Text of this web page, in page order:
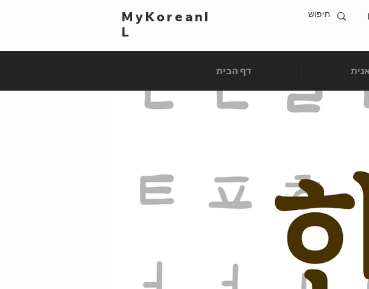
MyKoreanI
L
דף הבית